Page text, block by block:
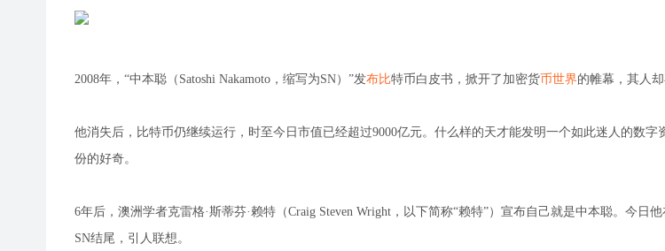
2008年，“中本聪（Satoshi Nakamoto，缩写为SN）”发布比特币白皮书，掀开了加密货币世界的帷幕，其人却
他消失后，比特币仍继续运行，时至今日市值已经超过9000亿元。什么样的天才能发明一个如此迷人的数字
份的好奇。
6年后，澳洲学者克雷格·斯蒂芬·赖特（Craig Steven Wright，以下简称“赖特”）宣布自己就是中本聪。今日
SN结尾，引人联想。